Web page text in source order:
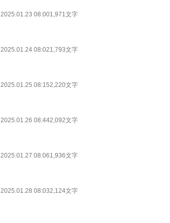
2025.01.23 08:001,971文字
2025.01.24 08:021,793文字
2025.01.25 08:152,220文字
2025.01.26 08:442,092文字
2025.01.27 08:061,936文字
2025.01.28 08:032,124文字